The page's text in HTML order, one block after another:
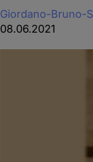
Giordano-Bruno-
08.06.2021